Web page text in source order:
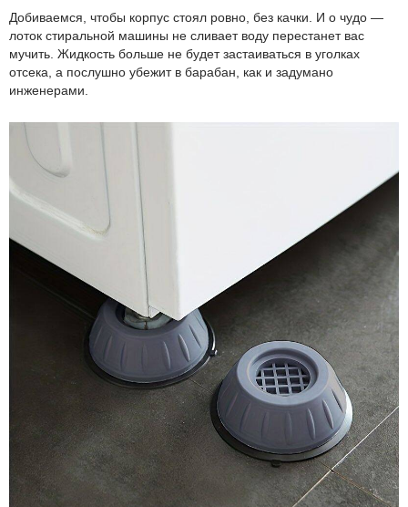
Добиваемся, чтобы корпус стоял ровно, без качки. И о чудо —
лоток стиральной машины не сливает воду перестанет вас
мучить. Жидкость больше не будет застаиваться в уголках
отсека, а послушно убежит в барабан, как и задумано
инженерами.